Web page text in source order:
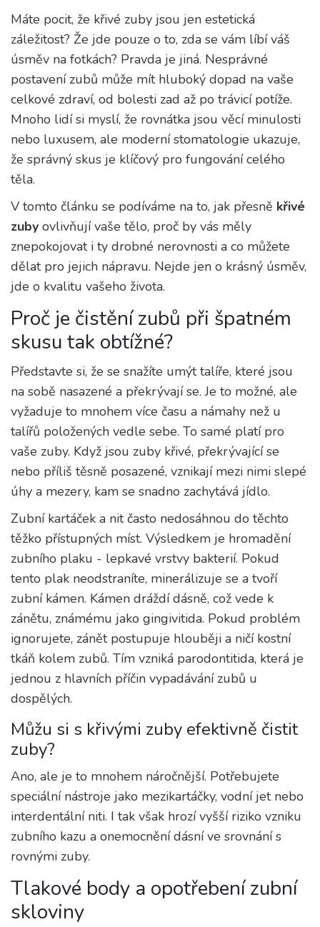
Máte pocit, že křivé zuby jsou jen estetická
záležitost? Že jde pouze o to, zda se vám líbí váš
úsměv na fotkách? Pravda je jiná. Nesprávné
postavení zubů může mít hluboký dopad na vaše
celkové zdraví, od bolesti zad až po trávicí potíže.
Mnoho lidí si myslí, že rovnátka jsou věcí minulosti
nebo luxusem, ale moderní stomatologie ukazuje,
že správný skus je klíčový pro fungování celého
těla.
V tomto článku se podíváme na to, jak přesně křivé
zuby ovlivňují vaše tělo, proč by vás měly
znepokojovat i ty drobné nerovnosti a co můžete
dělat pro jejich nápravu. Nejde jen o krásný úsměv,
jde o kvalitu vašeho života.
Proč je čistění zubů při špatném
skusu tak obtížné?
Představte si, že se snažíte umýt talíře, které jsou
na sobě nasazené a překrývají se. Je to možné, ale
vyžaduje to mnohem více času a námahy než u
talířů položených vedle sebe. To samé platí pro
vaše zuby. Když jsou zuby křivé, překrývající se
nebo příliš těsně posazené, vznikají mezi nimi slepé
úhy a mezery, kam se snadno zachytává jídlo.
Zubní kartáček a nit často nedosáhnou do těchto
těžko přístupných míst. Výsledkem je hromadění
zubního plaku - lepkavé vrstvy bakterií. Pokud
tento plak neodstraníte, minerálizuje se a tvoří
zubní kámen. Kámen dráždí dásně, což vede k
zánětu, známému jako gingivitida. Pokud problém
ignorujete, zánět postupuje hlouběji a ničí kostní
tkáň kolem zubů. Tím vzniká parodontitida, která je
jednou z hlavních příčin vypadávání zubů u
dospělých.
Můžu si s křivými zuby efektivně čistit
zuby?
Ano, ale je to mnohem náročnější. Potřebujete
speciální nástroje jako mezikartáčky, vodní jet nebo
interdentální niti. I tak však hrozí vyšší riziko vzniku
zubního kazu a onemocnění dásní ve srovnání s
rovnými zuby.
Tlakové body a opotřebení zubní
skloviny